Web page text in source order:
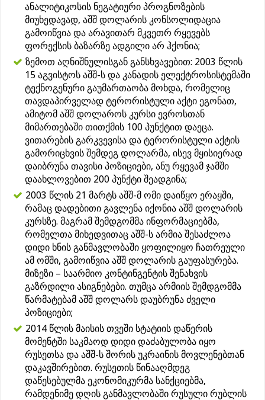
ანალიტიკოსის ნეგატიური პროგნოზების
მიუხედავად, აშშ დოლარის კონსოლიდაცია
გამოიწვია და არავითარ მკვეთრ რყევებს
ფორექსის ბაზარზე ადგილი არ ჰქონია;
ზემოთ აღნიშნულისგან განსხვავებით: 2003 წლის
15 აგვისტოს აშშ-ს და კანადის ელექტროსისტემაში
ტექნოგენური გაუმართაობა მოხდა, რომელიც
თავდაპირველად ტერორისტული აქტი ეგონათ,
ამიტომ აშშ დოლაროს კურსი ევროსთან
მიმართებაში თითქმის 100 პუნქტით დაეცა.
ვითარების გარკვევისა და ტერორისტული აქტის
გამორიცხვის შემდეგ დოლარმა, ისევ მყისიერად
დაიბრუნა თავისი პოზიციები, ანუ რყევამ ჯამში
დაახლოვებით 200 პუნქტი შეადგინა;
2003 წლის 21 მარტს აშშ-მ ომი დაიწყო ერაყში,
რამაც დადებითი გავლენა იქონია აშშ დოლარის
კურსზე. მაგრამ შემდგომმა ინფორმაციებმა,
რომელთა მიხედვითაც აშშ-ს არმია შესაძლოა
დიდი ხნის განმავლობაში ყოფილიყო ჩათრეული
ამ ომში, გამოიწვია აშშ დოლარის გაუფასურება.
მიზეზი – საარმიო კონტინგენტის შენახვის
გაზრდილი ასიგნებები. თუმცა არმიის შემდგომმა
წარმატებამ აშშ დოლარს დაუბრუნა ძველი
პოზიციები;
2014 წლის მაისის თვეში სტატიის დაწერის
მომენტში საკმაოდ დიდი დაძაბულობა იყო
რუსეთსა და აშშ-ს შორის უკრაინის მოვლენებთან
დაკავშირებით. რუსეთის წინააღმდეგ
დაწესებულმა ეკონომიკურმა სანქციებმა,
რამდენიმე დღის განმავლობაში რუსული რუბლის